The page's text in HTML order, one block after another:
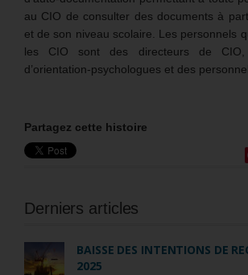
au CIO de consulter des documents à
et de son niveau scolaire. Les personnels
les CIO sont des directeurs de CIO,
d’orientation-psychologues et des
Partagez cette histoire
Derniers articles
BAISSE DES INTENTIONS DE
2025